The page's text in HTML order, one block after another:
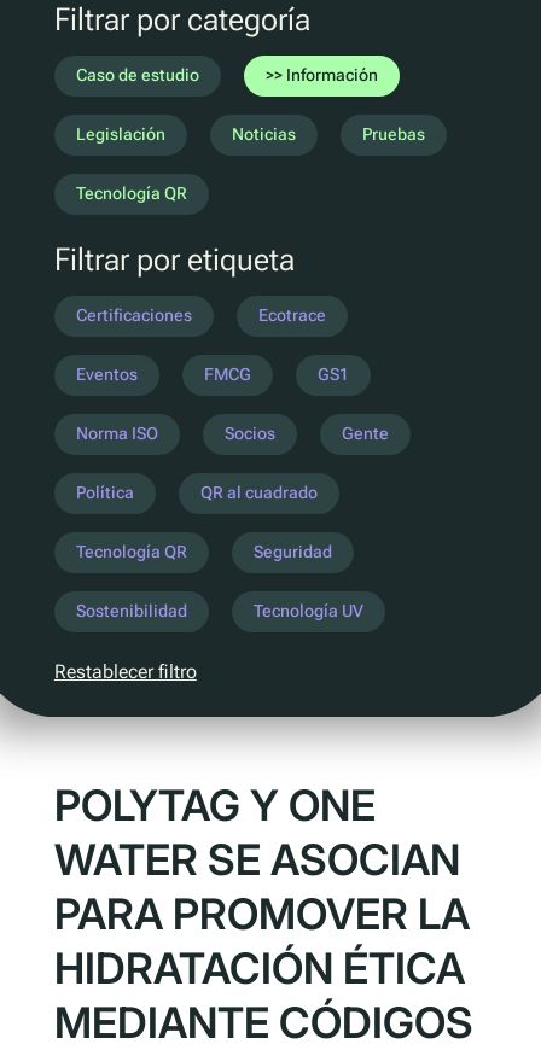
Ecotrace
Datos EPR
Clasificación mejorada
Pellenc ST
Citeo
Ocado
Co-Op
Aldi
One Water
Entender la próxima legislación
PPWR
SB54
EPR
ESPR
Contacto
Socios
QR al cuadrado de Polytag
Filtrar por categoría
Caso de estudio Información
Legislación Noticias Pruebas
Tecnología QR
Filtrar por etiqueta
Certificaciones Ecotrace
Eventos FMCG GS1
Norma ISO Socios Gente
Política QR al cuadrado
Tecnología QR Seguridad
Sostenibilidad Tecnología UV
Restablecer filtro
POLYTAG Y ONE
WATER SE ASOCIAN
PARA PROMOVER LA
HIDRATACIÓN ÉTICA
MEDIANTE CÓDIGOS